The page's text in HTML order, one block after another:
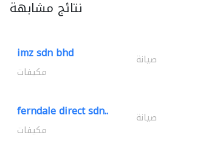
نتائج مشابهة
imz sdn bhd صيانة
مكيفات
ferndale direct sdn.. صيانة
مكيفات